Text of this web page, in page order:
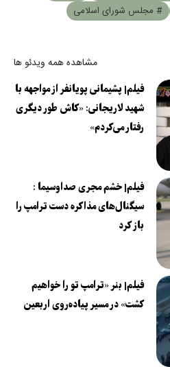
# مجلس شورای اسلامی
مشاهده همه ویدئو ها
فیلم| پشیمانی پویانفر از مواجهه با
شهید لاریجانی: «کاش طور دیگری
رفتار می‌کردم»
فیلم| خشم مجری صداوسیما :
سیگنال‌های مذاکره دست ترامپ را
باز کرد
فیلم| بنر «ترامپ تو را خواهیم
کشت» در مسیر پیاده‌روی اربعین